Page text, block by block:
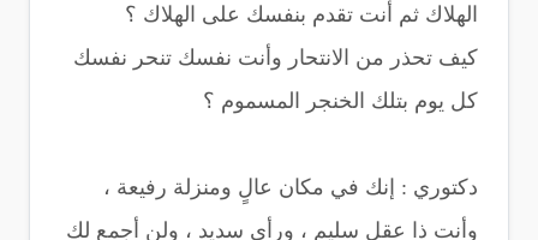
الهلاك ثم أنت تقدم بنفسك على الهلاك ؟
كيف تحذر من الانتحار وأنت نفسك تنحر نفسك
كل يوم بتلك الخنجر المسموم ؟
دكتوري : إنك في مكان عالٍ ومنزلة رفيعة ،
وأنت ذا عقل سليم ، ورأي سديد ، ولن أجمع لك